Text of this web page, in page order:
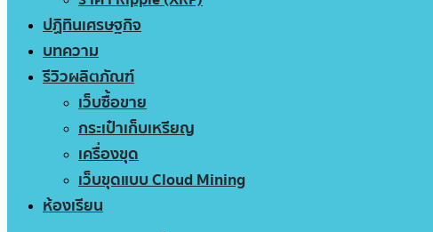
ปฏิทินเศรษฐกิจ
บทความ
รีวิวผลิตภัณฑ์
เว็บซื้อขาย
กระเป๋าเก็บเหรียญ
เครื่องขุด
เว็บขุดแบบ Cloud Mining
ห้องเรียน